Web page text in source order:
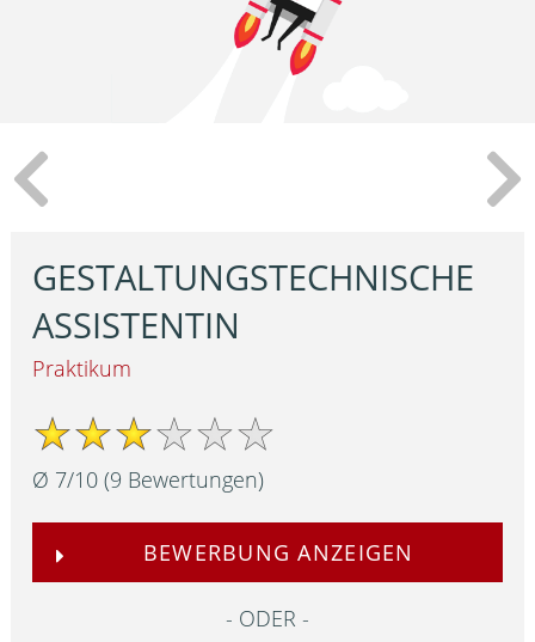
GESTALTUNGSTECHNISCHE
ASSISTENTIN
Praktikum
Ø 7/10 (9 Bewertungen)
BEWERBUNG ANZEIGEN
ODER